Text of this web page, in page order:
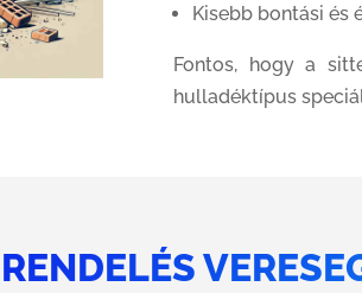
Kisebb bontási és
Fontos, hogy a
hulladéktípus